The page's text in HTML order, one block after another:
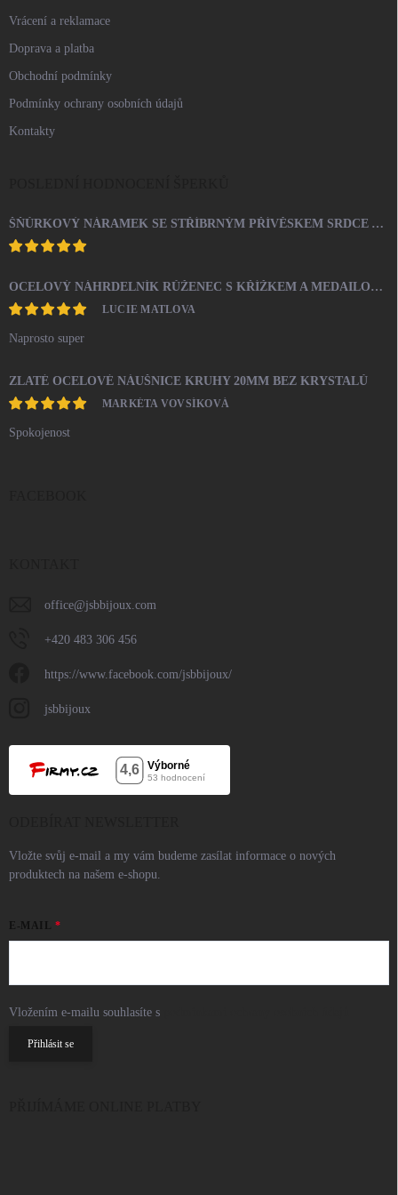
Vrácení a reklamace
Doprava a platba
Obchodní podmínky
Podmínky ochrany osobních údajů
Kontakty
ŠŇŮRKOVÝ NÁRAMEK SE STŘÍBRNÝM PŘÍVĚSKEM SRDCE A KRYSTALY SWAROVSKI CRYSTAL (STŘÍBRO 925/1000)
OCELOVÝ NÁHRDELNÍK RŮŽENEC S KŘÍŽKEM A MEDAILONEM
LUCIE MATLOVA
Naprosto super
ZLATÉ OCELOVÉ NÁUŠNICE KRUHY 20MM BEZ KRYSTALŮ
MARKÉTA VOVSÍKOVÁ
Spokojenost
office@jsbbijoux.com
+420 483 306 456
https://www.facebook.com/jsbbijoux/
jsbbijoux
Vložte svůj e-mail a my vám budeme zasílat informace o nových
produktech na našem e-shopu.
E-MAIL
Vložením e-mailu souhlasíte s
Přihlásit se